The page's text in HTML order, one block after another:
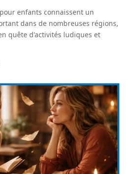
enfants connaissent un
dans de nombreuses régions,
quête d'activités ludiques et